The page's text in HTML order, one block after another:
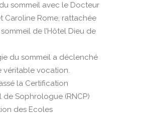
sommeil avec le Docteur
Caroline Rome, rattachée
de l’Hôtel Dieu de
du sommeil a déclenché
véritable vocation.
la Certification
de Sophrologue (RNCP)
des Ecoles